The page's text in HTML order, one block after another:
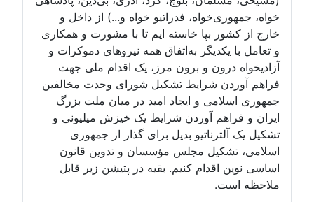
خواه، جمهوری‌خواه، فدراتیو خواه و...) از داخل و
خارج از کشور بپا خاسته ایم تا با مشورت و همکاری
و تعامل با یکدیگر به‌اتفاق همه نیروهای دموکرات و
آزادیخواه درون و برون مرز، یک اقدام ملی جهت
فراهم آوردن شرایط تشکیل شورای وحدت مخالفین
جمهوری اسلامی و ایجاد امید در میان ملت بزرگ
ایران و فراهم آوردن شرایط یک خیزش میلیونی و
تشکیل یک آلترناتیو بدیل برای گذار از جمهوری
اسلامی، تشکیل مجلس مؤسسان و تدوین قانون
اساسی نوین اقدام کنیم. بقیه در پتیشن زیر قابل
ملاحظه است.